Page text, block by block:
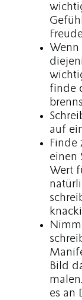
Wenn
finde
auf
Finde
einen
Wert
Bild
es an